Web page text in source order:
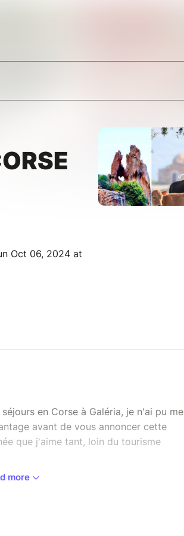
Oct 06, 2024 at
en Corse à Galéria, je n'ai pu me
avant de vous annoncer cette
que j'aime tant, loin du tourisme
Je vous emmène en Balagne, à
more